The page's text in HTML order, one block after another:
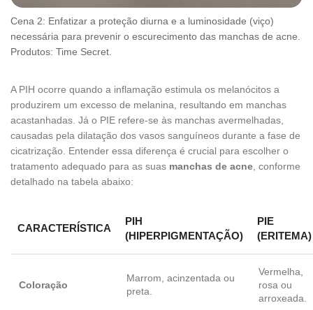
Cena 2: Enfatizar a proteção diurna e a luminosidade (viço)
necessária para prevenir o escurecimento das manchas de acne.
Produtos: Time Secret.
A PIH ocorre quando a inflamação estimula os melanócitos a
produzirem um excesso de melanina, resultando em manchas
acastanhadas. Já o PIE refere-se às manchas avermelhadas,
causadas pela dilatação dos vasos sanguíneos durante a fase de
cicatrização. Entender essa diferença é crucial para escolher o
tratamento adequado para as suas manchas de acne, conforme
detalhado na tabela abaixo:
CARACTERÍSTICA
PIH
(HIPERPIGMENTAÇÃO)
PIE
(ERITEMA)
Coloração
Marrom, acinzentada ou
preta.
Vermelha,
rosa ou
arroxeada.